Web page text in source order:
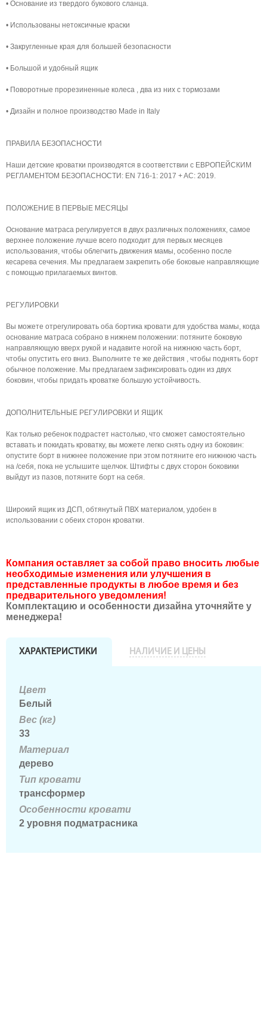
• Основание из твердого букового сланца.
• Использованы нетоксичные краски
• Закругленные края для большей безопасности
• Большой и удобный ящик
• Поворотные прорезиненные колеса , два из них с тормозами
• Дизайн и полное производство Made in Italy
ПРАВИЛА БЕЗОПАСНОСТИ
Наши детские кроватки производятся в соответствии с ЕВРОПЕЙСКИМ
РЕГЛАМЕНТОМ БЕЗОПАСНОСТИ: EN 716-1: 2017 + AC: 2019.
ПОЛОЖЕНИЕ В ПЕРВЫЕ МЕСЯЦЫ
Основание матраса регулируется в двух различных положениях, самое
верхнее положение лучше всего подходит для первых месяцев
использования, чтобы облегчить движения мамы, особенно после
кесарева сечения. Мы предлагаем закрепить обе боковые направляющие
с помощью прилагаемых винтов.
РЕГУЛИРОВКИ
Вы можете отрегулировать оба бортика кровати для удобства мамы, когда
основание матраса собрано в нижнем положении: потяните боковую
направляющую вверх рукой и надавите ногой на нижнюю часть борт,
чтобы опустить его вниз. Выполните те же действия , чтобы поднять борт
обычное положение. Мы предлагаем зафиксировать один из двух
боковин, чтобы придать кроватке большую устойчивость.
ДОПОЛНИТЕЛЬНЫЕ РЕГУЛИРОВКИ И ЯЩИК
Как только ребенок подрастет настолько, что сможет самостоятельно
вставать и покидать кроватку, вы можете легко снять одну из боковин:
опустите борт в нижнее положение при этом потяните его нижнюю часть
на /себя, пока не услышите щелчок. Штифты с двух сторон боковики
выйдут из пазов, потяните борт на себя.
Широкий ящик из ДСП, обтянутый ПВХ материалом, удобен в
использовании с обеих сторон кроватки.
Компания оставляет за собой право вносить любые
необходимые изменения или улучшения в
представленные продукты в любое время и без
предварительного уведомления!
Комплектацию и особенности дизайна уточняйте у
менеджера!
ХАРАКТЕРИСТИКИ НАЛИЧИЕ И ЦЕНЫ
Цвет
Белый
Вес (кг)
33
Материал
дерево
Тип кровати
трансформер
Особенности кровати
2 уровня подматрасника